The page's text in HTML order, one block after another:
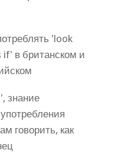
'look
if' в британском и
знание
говорить, как